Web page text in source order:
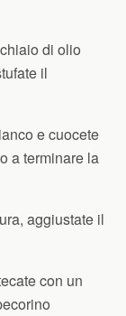
di olio
il
e cuocete
a terminare la
aggiustate il
con un